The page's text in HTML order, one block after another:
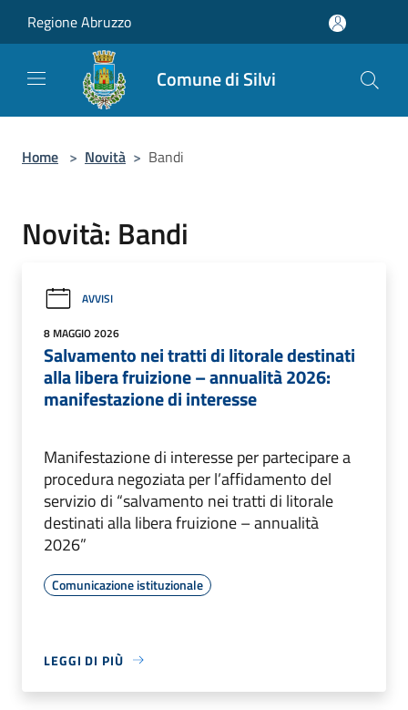
Regione Abruzzo
Comune di Silvi
Home > Novità > Bandi
Novità: Bandi
AVVISI
8 MAGGIO 2026
Salvamento nei tratti di litorale destinati
alla libera fruizione – annualità 2026:
manifestazione di interesse
Manifestazione di interesse per partecipare a
procedura negoziata per l’affidamento del
servizio di “salvamento nei tratti di litorale
destinati alla libera fruizione – annualità
2026”
Comunicazione istituzionale
LEGGI DI PIÙ